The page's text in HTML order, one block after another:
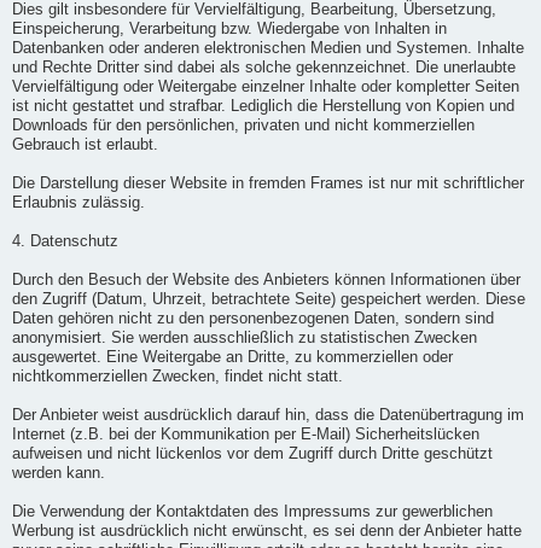
Dies gilt insbesondere für Vervielfältigung, Bearbeitung, Übersetzung,
Einspeicherung, Verarbeitung bzw. Wiedergabe von Inhalten in
Datenbanken oder anderen elektronischen Medien und Systemen. Inhalte
und Rechte Dritter sind dabei als solche gekennzeichnet. Die unerlaubte
Vervielfältigung oder Weitergabe einzelner Inhalte oder kompletter Seiten
ist nicht gestattet und strafbar. Lediglich die Herstellung von Kopien und
Downloads für den persönlichen, privaten und nicht kommerziellen
Gebrauch ist erlaubt.
Die Darstellung dieser Website in fremden Frames ist nur mit schriftlicher
Erlaubnis zulässig.
4. Datenschutz
Durch den Besuch der Website des Anbieters können Informationen über
den Zugriff (Datum, Uhrzeit, betrachtete Seite) gespeichert werden. Diese
Daten gehören nicht zu den personenbezogenen Daten, sondern sind
anonymisiert. Sie werden ausschließlich zu statistischen Zwecken
ausgewertet. Eine Weitergabe an Dritte, zu kommerziellen oder
nichtkommerziellen Zwecken, findet nicht statt.
Der Anbieter weist ausdrücklich darauf hin, dass die Datenübertragung im
Internet (z.B. bei der Kommunikation per E-Mail) Sicherheitslücken
aufweisen und nicht lückenlos vor dem Zugriff durch Dritte geschützt
werden kann.
Die Verwendung der Kontaktdaten des Impressums zur gewerblichen
Werbung ist ausdrücklich nicht erwünscht, es sei denn der Anbieter hatte